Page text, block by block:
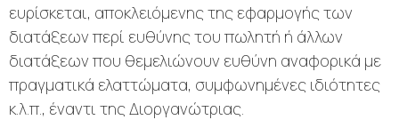
ευρίσκεται, αποκλειόμενης της εφαρμογής των
διατάξεων περί ευθύνης του πωλητή ή άλλων
διατάξεων που θεμελιώνουν ευθύνη αναφορικά με
πραγματικά ελαττώματα, συμφωνημένες ιδιότητες
κ.λ.π., έναντι της Διοργανώτριας.